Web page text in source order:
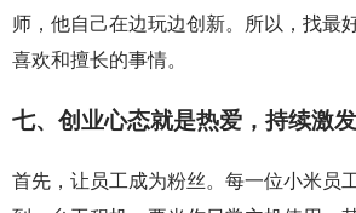
师，他自己在边玩边创新。所以，找最
喜欢和擅长的事情。
七、创业心态就是热爱，持续激
首先，让员工成为粉丝。每一位小米员